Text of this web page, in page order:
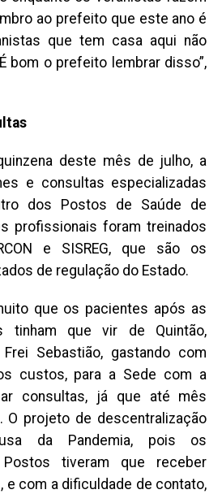
ao prefeito que este ano é
que tem casa aqui não
bom o prefeito lembrar disso”,
deste mês de julho, a
e consultas especializadas
dos Postos de Saúde de
profissionais foram treinados
e SISREG, que são os
de regulação do Estado.
que os pacientes após as
tinham que vir de Quintão,
Sebastião, gastando com
custos, para a Sede com a
consultas, já que até mês
O projeto de descentralização
da Pandemia, pois os
tiveram que receber
e com a dificuldade de contato,